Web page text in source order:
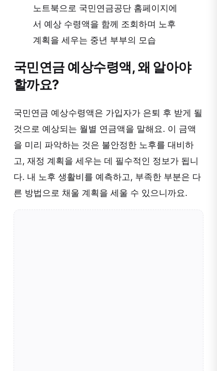
노트북으로 국민연금공단 홈페이지에
서 예상 수령액을 함께 조회하며 노후
계획을 세우는 중년 부부의 모습
국민연금 예상수령액, 왜 알아야
할까요?
국민연금 예상수령액은 가입자가 은퇴 후 받게 될
것으로 예상되는 월별 연금액을 말해요. 이 금액
을 미리 파악하는 것은 불안정한 노후를 대비하
고, 재정 계획을 세우는 데 필수적인 정보가 됩니
다. 내 노후 생활비를 예측하고, 부족한 부분은 다
른 방법으로 채울 계획을 세울 수 있으니까요.